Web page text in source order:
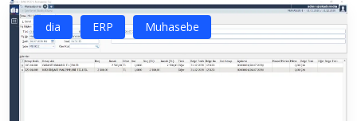
dia ERP Muhasebe